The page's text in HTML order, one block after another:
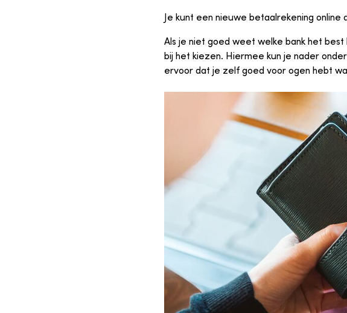
Je kunt een nieuwe betaalrekening online
Als je niet goed weet welke bank het
bij het kiezen. Hiermee kun je nader
ervoor dat je zelf goed voor ogen hebt